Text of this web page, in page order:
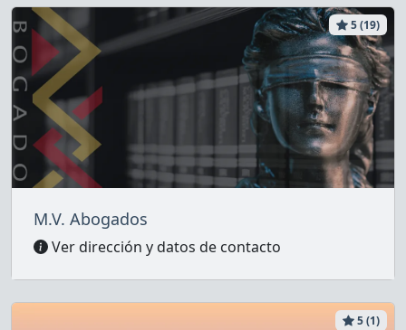
5 (19)
M.V. Abogados
Ver dirección y datos de contacto
5 (1)